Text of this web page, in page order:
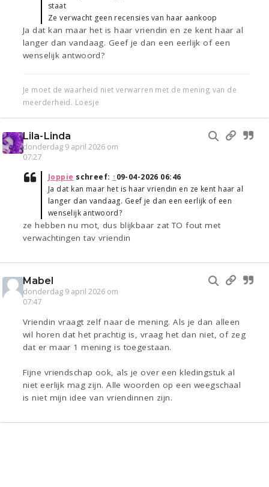
staat
Ze verwacht geen recensies van haar aankoop
Ja dat kan maar het is haar vriendin en ze kent haar al
langer dan vandaag. Geef je dan een eerlijk of een
wenselijk antwoord?
Je moet de waarheid niet verwarren met de mening van de
meerderheid. Loesje
Lila-Linda
donderdag 9 april 2026 om
07:27
Joppie schreef: ↑09-04-2026 06:46
Ja dat kan maar het is haar vriendin en ze kent haar al
langer dan vandaag. Geef je dan een eerlijk of een
wenselijk antwoord?
ze hebben nu mot, dus blijkbaar zat TO fout met
verwachtingen tav vriendin
Mabel
donderdag 9 april 2026 om
07:47
Vriendin vraagt zelf naar de mening. Als je dan alleen
wil horen dat het prachtig is, vraag het dan niet, of zeg
dat er maar 1 mening is toegestaan.
Fijne vriendschap ook, als je over een kledingstuk al
niet eerlijk mag zijn. Alle woorden op een weegschaal
is niet mijn idee van vriendinnen zijn.